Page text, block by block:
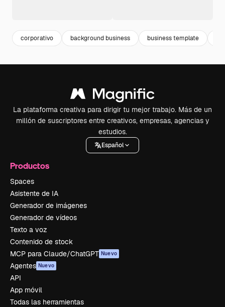
corporativo background business business template
La plataforma creativa para dirigir tu mejor trabajo. Más de un
millón de suscriptores entre creativos, empresas, agencias y
estudios.
Español
Productos
Spaces
Asistente de IA
Generador de imágenes
Generador de vídeos
Texto a voz
Contenido de stock
MCP para Claude/ChatGPT Nuevo
Agentes Nuevo
API
App móvil
Todas las herramientas